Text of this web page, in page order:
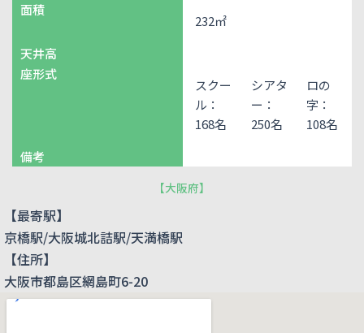
面積
232㎡
天井高
座形式
スクー
ル：
168名
シアタ
ー：
250名
ロの
字：
108名
備考
【大阪府】
【最寄駅】
京橋駅/大阪城北詰駅/天満橋駅
【住所】
大阪市都島区網島町6-20